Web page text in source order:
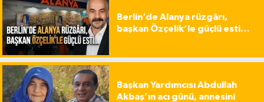
Berlin’de Alanya rüzgârı,
başkan Özçelik’le güçlü esti…
Başkan Yardımcısı Abdullah
Akbaş’ın acı günü, annesini